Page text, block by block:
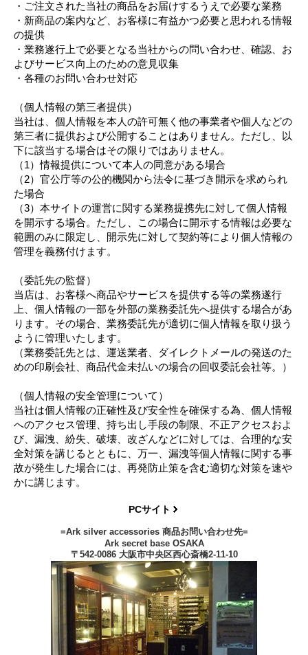
・ご注文された当社の商品をお届けするうえで必要な業務
・新商品の案内など、お客様に有益かつ必要と思われる情報
の提供
・業務遂行上で必要となる当社からの問い合わせ、確認、お
よびサービス向上のための意見収集
・各種のお問い合わせ対応
（個人情報の第三者提供）
当社は、個人情報を本人の許可無く他の事業者や個人などの
第三者に提供および公開することはありません。ただし、以
下に該当する場合はその限りではありません。
（1）情報提供について本人の同意がある場合
（2）官公庁等の公的機関から法令に基づき開示を求められ
た場合
（3）本サイトの運営に関する業務提携先に対して個人情報
を開示する場合。ただし、この場合に開示する情報は必要な
範囲のみに限定し、開示先に対して契約等により個人情報の
管理を義務付けます。
（委託先の監督）
当店は、お客様へ商品やサービスを提供する等の業務遂行
上、個人情報の一部を外部の業務委託先へ提供する場合があ
ります。その場合、業務委託先が適切に個人情報を取り扱う
ように管理いたします。
（業務委託先とは、運送業者、ダイレクトメールの発送のた
めの印刷会社、商品代金未払いの場合の回収委託会社等。）
（個人情報の安全管理について）
当社は個人情報の正確性及び安全性を確保する為、個人情報
へのアクセス管理、持ち出し手段の制限、不正アクセスおよ
び、漏洩、紛失、破壊、改ざんなどに対しては、合理的な安
全対策を講じるとともに、万一、漏洩等個人情報に関する事
故が発生した場合には、再発防止策を含む適切な対策を速や
かに講じます。
PCサイト
=Ark silver accessories 商品お問い合わせ先=
Ark secret base OSAKA
〒542-0086 大阪市中央区西心斎橋2-11-10